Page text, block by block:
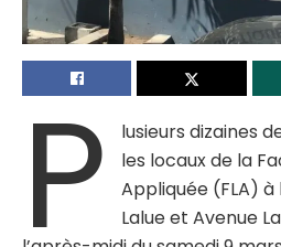
P
lusieurs dizaines
les locaux de la
Appliquée (FLA)
Lalue et Avenue